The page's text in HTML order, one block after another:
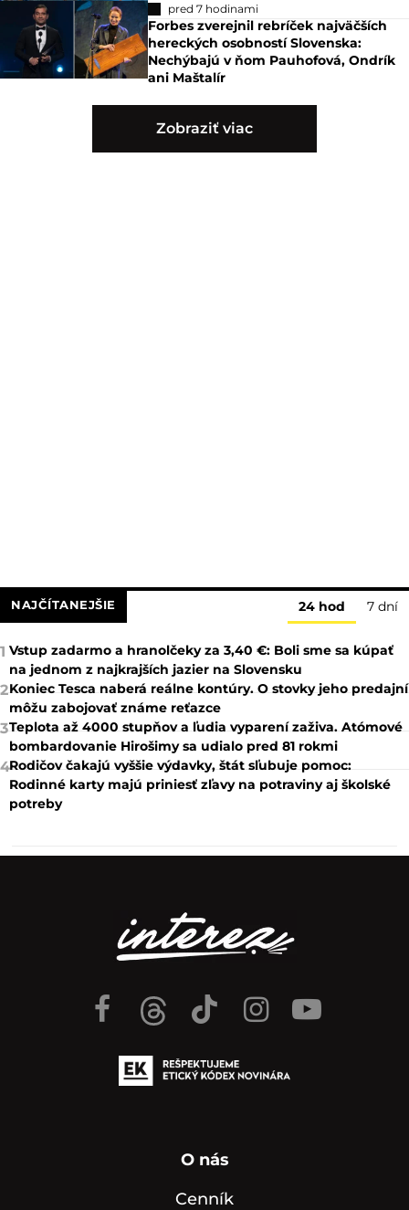
pred 7 hodinami
Forbes zverejnil rebríček najväčších
hereckých osobností Slovenska:
Nechýbajú v ňom Pauhofová, Ondrík
ani Maštalír
Zobraziť viac
NAJČÍTANEJŠIE 24 hod 7 dní
1 Vstup zadarmo a hranolčeky za 3,40 €: Boli sme sa kúpať
na jednom z najkrajších jazier na Slovensku
2Koniec Tesca naberá reálne kontúry. O stovky jeho predajní
môžu zabojovať známe reťazce
3Teplota až 4000 stupňov a ľudia vyparení zaživa. Atómové
bombardovanie Hirošimy sa udialo pred 81 rokmi
4Rodičov čakajú vyššie výdavky, štát sľubuje pomoc:
Rodinné karty majú priniesť zľavy na potraviny aj školské
potreby
O nás
Cenník